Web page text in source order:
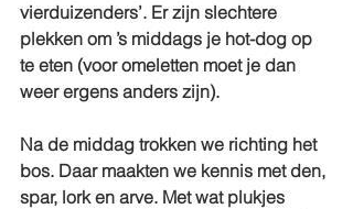
vierduizenders’. Er zijn slechtere
plekken om ’s middags je hot-dog op
te eten (voor omeletten moet je dan
weer ergens anders zijn).
Na de middag trokken we richting het
bos. Daar maakten we kennis met den,
spar, lork en arve. Met wat plukjes